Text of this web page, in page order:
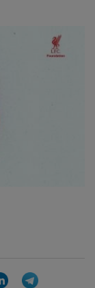
LinkedIn